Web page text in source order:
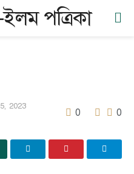
2023
0 0